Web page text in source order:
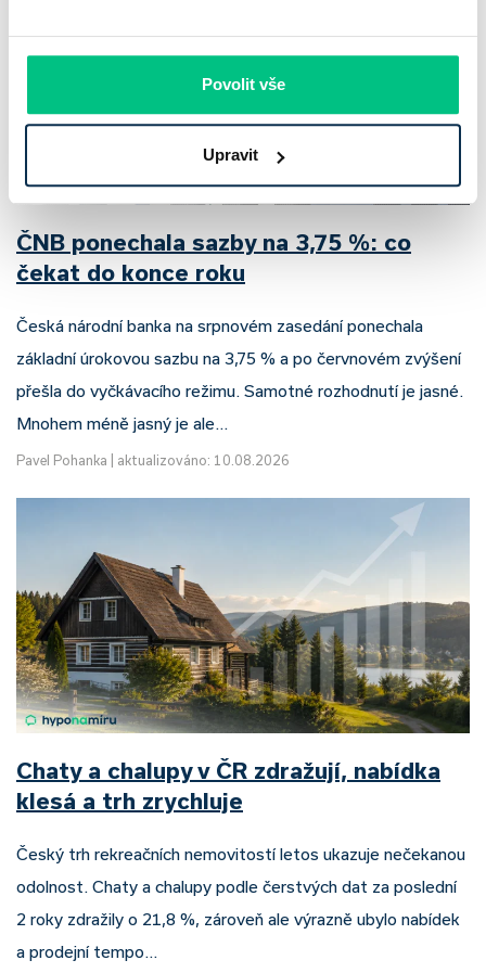
Povolit vše
Upravit
ČNB ponechala sazby na 3,75 %: co
čekat do konce roku
Česká národní banka na srpnovém zasedání ponechala
základní úrokovou sazbu na 3,75 % a po červnovém zvýšení
přešla do vyčkávacího režimu. Samotné rozhodnutí je jasné.
Mnohem méně jasný je ale…
Pavel Pohanka aktualizováno: 10.08.2026
Chaty a chalupy v ČR zdražují, nabídka
klesá a trh zrychluje
Český trh rekreačních nemovitostí letos ukazuje nečekanou
odolnost. Chaty a chalupy podle čerstvých dat za poslední
2 roky zdražily o 21,8 %, zároveň ale výrazně ubylo nabídek
a prodejní tempo…